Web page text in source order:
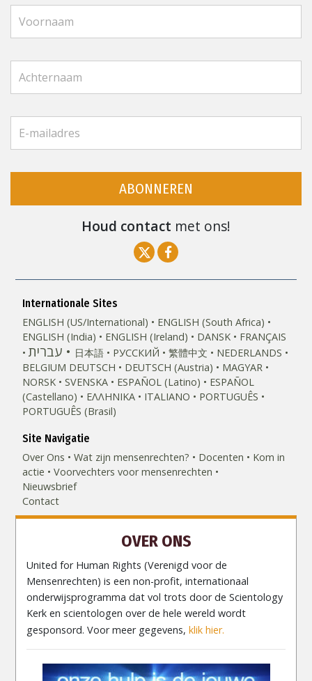
ABONNEREN
Houd contact met ons!
Internationale Sites
ENGLISH (US/International)
ENGLISH (South Africa)
ENGLISH (India)
ENGLISH (Ireland) DANSK FRANÇAIS
עברית 日本語 РУССКИЙ 繁體中文
NEDERLANDS
BELGIUM DEUTSCH DEUTSCH (Austria)
MAGYAR
NORSK
SVENSKA ESPAÑOL (Latino)
ESPAÑOL
(Castellano)
ΕΛΛΗΝΙΚA ITALIANO
PORTUGUÊS
PORTUGUÊS (Brasil)‎
Site Navigatie
Over Ons
Wat zijn mensenrechten? Docenten
Kom in
actie
Voorvechters voor mensenrechten
Nieuwsbrief
Contact
OVER ONS
United for Human Rights (Verenigd voor de
Mensenrechten) is een non-profit, internationaal
onderwijsprogramma dat vol trots door de Scientology
Kerk en scientologen over de hele wereld wordt
gesponsord. Voor meer gegevens,klik hier.